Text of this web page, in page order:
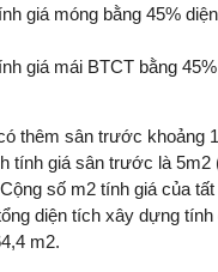
giá móng bằng 45%
giá mái BTCT bằng
thêm sân trước khoảng
tính giá sân trước là 5m2
số m2 tính giá của
diện tích xây dựng tính
m2.